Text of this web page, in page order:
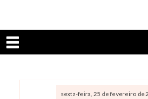
Abrir menu
sexta-feira, 25 de fevereiro de